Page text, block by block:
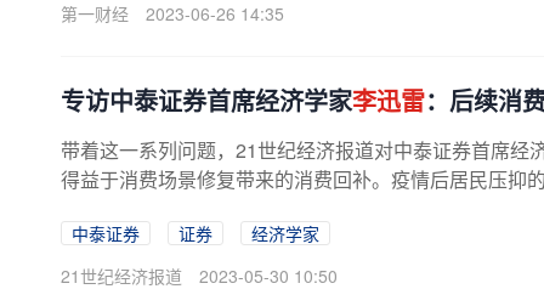
第一财经
2023-06-26 14:35
专访中泰证券首席经济学家李迅雷：后续消
带着这一系列问题，21世纪经济报道对中泰证券首席经
得益于消费场景修复带来的消费回补。疫情后居民压抑
中泰证券 证券
经济学家
21世纪经济报道
2023-05-30 10:50